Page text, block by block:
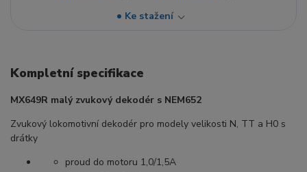
Ke stažení
Kompletní specifikace
MX649R malý zvukový dekodér s NEM652
Zvukový lokomotivní dekodér pro modely velikosti N, TT a H0 s
drátky
proud do motoru 1,0/1,5A